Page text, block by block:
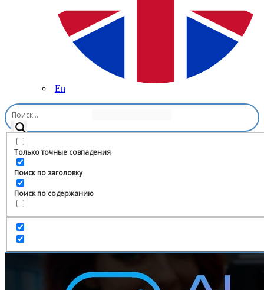
En
Только точные совпадения
Поиск по заголовку
Поиск по содержанию
Главная